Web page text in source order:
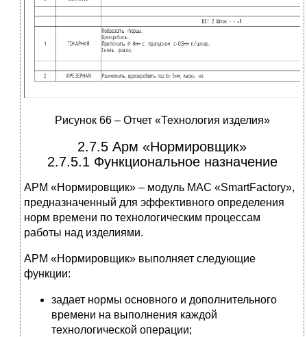
Рисунок 66 – Отчет «Технология изделия»
2.7.5 Арм «Нормировщик»
2.7.5.1 Функциональное назначение
АРМ «Нормировщик» – модуль МАС «SmartFactory»,
предназначенный для эффективного определения
норм времени по технологическим процессам
работы над изделиями.
АРМ «Нормировщик» выполняет следующие
функции:
задает нормы основного и дополнительного
времени на выполнения каждой
технологической операции;